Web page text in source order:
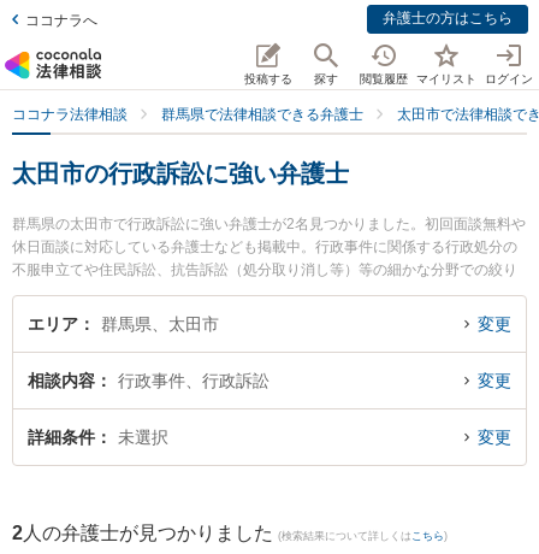
ココナラへ 弁護士の方はこちら
投稿する 探す 閲覧履歴 マイリスト ログイン
ココナラ法律相談 群馬県で法律相談できる弁護士 太田市で法律相談で
太田市の行政訴訟に強い弁護士
群馬県の太田市で行政訴訟に強い弁護士が2名見つかりました。初回面談無料や
休日面談に対応している弁護士なども掲載中。行政事件に関係する行政処分の
不服申立てや住民訴訟、抗告訴訟（処分取り消し等）等の細かな分野での絞り
込み検索もでき便利です。特に村山準一法律事務所の村山 準一弁護士やきらら
法律事務所の木村 就一弁護士のプロフィール情報や弁護士費用、強みなどが注
士を検索したい』『初回相談無料で行政訴訟を法律相談できる太田市内の弁護
士に相談予約したい』などでお困りの相談者さんにおすすめです。
エリア 群馬県、太田市 変更
相談内容 行政事件、行政訴訟 変更
詳細条件 未選択 変更
2 人の弁護士が見つかりました (検索結果について詳しくは こちら)